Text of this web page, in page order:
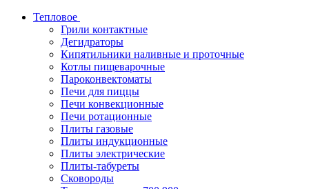
Тепловое
Грили контактные
Дегидраторы
Кипятильники наливные и проточные
Котлы пищеварочные
Пароконвектоматы
Печи для пиццы
Печи конвекционные
Печи ротационные
Плиты газовые
Плиты индукционные
Плиты электрические
Плиты-табуреты
Сковороды